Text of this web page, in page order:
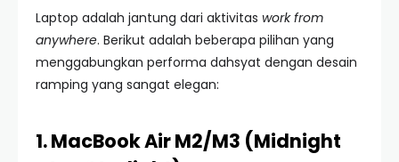
Laptop adalah jantung dari aktivitas work from
anywhere. Berikut adalah beberapa pilihan yang
menggabungkan performa dahsyat dengan desain
ramping yang sangat elegan:
1. MacBook Air M2/M3 (Midnight